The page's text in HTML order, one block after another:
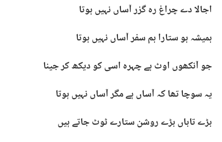
اجالا دے چراغ رہ گزر آساں نہیں ہوتا
ہمیشہ ہو ستارا ہم سفر آساں نہیں ہوتا
جو آنکھوں اوٹ ہے چہرہ اسی کو دیکھ کر جینا
یہ سوچا تھا کہ آساں ہے مگر آساں نہیں ہوتا
بڑے تاباں بڑے روشن ستارے ٹوٹ جاتے ہیں